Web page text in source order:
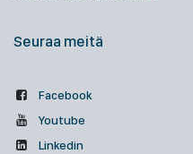
Seuraa meitä
Facebook
Youtube
Linkedin